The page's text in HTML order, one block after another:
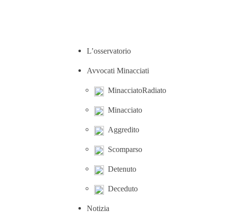
L’osservatorio
Avvocati Minacciati
MinacciatoRadiato
Minacciato
Aggredito
Scomparso
Detenuto
Deceduto
Notizia